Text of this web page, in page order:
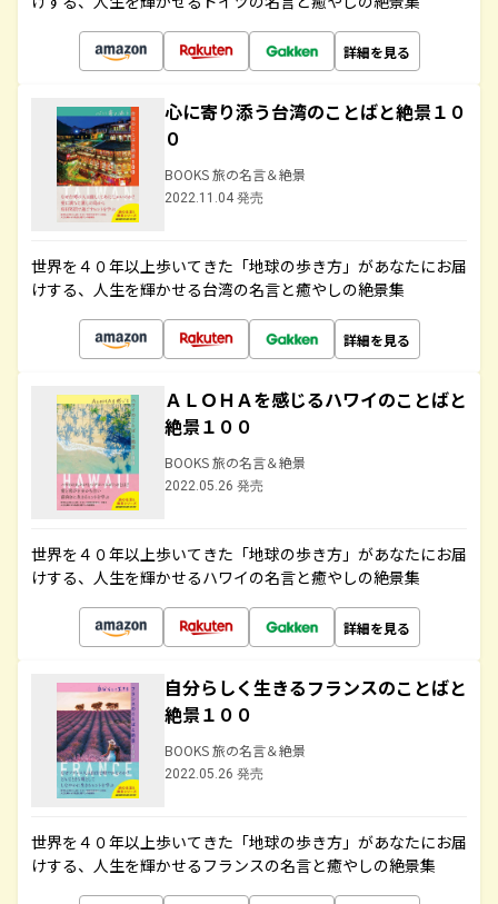
詳細を見る
心に寄り添う台湾のことばと絶景１０
０
BOOKS 旅の名言＆絶景
2022.11.04 発売
世界を４０年以上歩いてきた「地球の歩き方」があなたにお届
けする、人生を輝かせる台湾の名言と癒やしの絶景集
詳細を見る
ＡＬＯＨＡを感じるハワイのことばと
絶景１００
BOOKS 旅の名言＆絶景
2022.05.26 発売
世界を４０年以上歩いてきた「地球の歩き方」があなたにお届
けする、人生を輝かせるハワイの名言と癒やしの絶景集
詳細を見る
自分らしく生きるフランスのことばと
絶景１００
BOOKS 旅の名言＆絶景
2022.05.26 発売
世界を４０年以上歩いてきた「地球の歩き方」があなたにお届
けする、人生を輝かせるフランスの名言と癒やしの絶景集